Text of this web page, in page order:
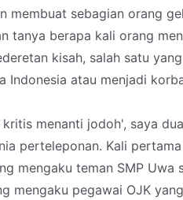
membuat sebagian orang
tanya berapa kali orang
kisah, salah satu
Indonesia atau menjadi
menanti jodoh', saya
perteleponan. Kali
mengaku teman SMP
mengaku pegawai OJK